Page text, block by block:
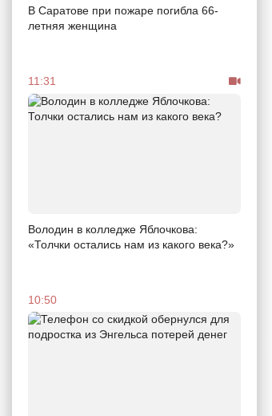
В Саратове при пожаре погибла 66-
летняя женщина
11:31
Володин в колледже Яблочкова:
«Толчки остались нам из какого века?»
10:50